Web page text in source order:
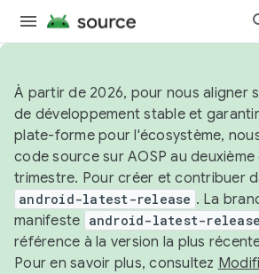
À partir de 2026, pour nous aligner
de développement stable et
plate-forme pour l'écosystème,
code source sur AOSP au
trimestre. Pour créer et contribuer
android-latest-release . La
manifeste android-latest-release
référence à la version la plus
Pour en savoir plus, consultez